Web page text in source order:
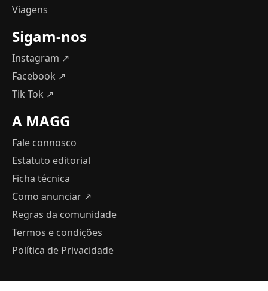
Viagens
Sigam-nos
Instagram ↗
Facebook ↗
Tik Tok ↗
A MAGG
Fale connosco
Estatuto editorial
Ficha técnica
Como anunciar ↗
Regras da comunidade
Termos e condições
Política de Privacidade